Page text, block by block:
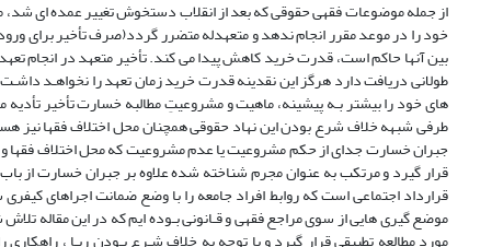
از جمله موضوعات فقهی حقوقی که بعد از انقلاب دستخوش تغییر عمده ای
خود را در موعد مقرر انجام ندهد و متعهدله متضرر گردد(صرف تأخیر برای
بین آنها حاکم است، قدرت خرید کاهش پیدا می کند. تأخیر متعهد در انجام
طولانی دریافت دارد هرگز این نقدینه قدرت خرید زمان تعهد را نخواهـد
های خود را بیشتر بـه پیشینه، ماهیت و مشروعیتِ مطالبه خسارت تأخیر
طرفی شبهه خلاف شرع بودن این نهاد حقوقی همچنان محل اختلاف فقها نیز
جبران خسارت جدای از حکم مشروعیت یا عدم مشروعیت که محل اختلاف فقها و
قرار گیرد و مرتکب به عنوان مجرم شناخته شده علاوه بر جبران خسارت از
قرارداد اجتماعی است که روابط افراد جامعه را با وضع ضمانت اجراهای
موضع گیری هایی از سوی مراجع فقهی و قـانونی بـوده ایم که در این مقاله